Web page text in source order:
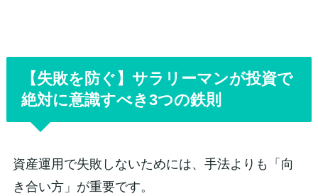
【失敗を防ぐ】サラリーマンが投資で
絶対に意識すべき3つの鉄則
資産運用で失敗しないためには、手法よりも「向
き合い方」が重要です。